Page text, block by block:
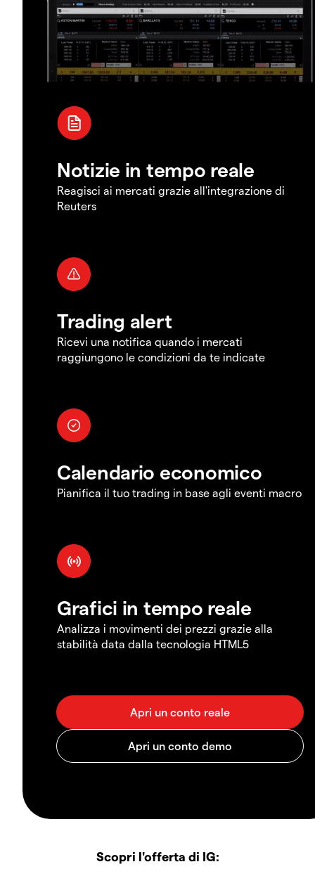
Notizie in tempo reale
Reagisci ai mercati grazie all'integrazione di
Reuters
Trading alert
Ricevi una notifica quando i mercati
raggiungono le condizioni da te indicate
Calendario economico
Pianifica il tuo trading in base agli eventi macro
Grafici in tempo reale
Analizza i movimenti dei prezzi grazie alla
stabilità data dalla tecnologia HTML5
Scopri l'offerta di IG: